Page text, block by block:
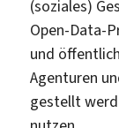
(soziales)
Open-Data-
und
Agenturen
gestellt